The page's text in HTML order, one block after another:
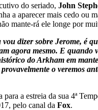
do seriado, John
a aparecer mais cedo ou
mante-rá ele longe por
vou dizer sobre Jerome, é
agora mesmo. E quando
do Arkham em
o veremos
para a estreia da sua 4ª
pelo canal da Fox.